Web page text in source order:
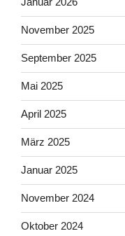
November 2025
September 2025
Mai 2025
April 2025
März 2025
Januar 2025
November 2024
Oktober 2024